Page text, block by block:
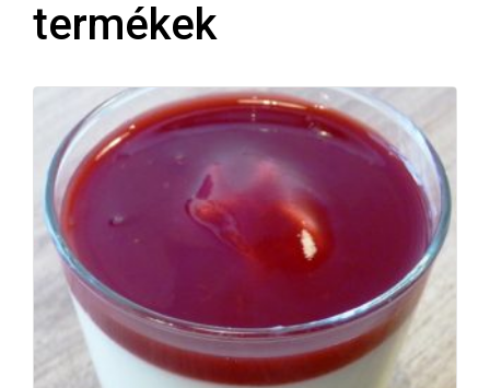
termékek